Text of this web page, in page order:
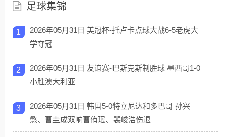
足球集锦
1
2026年05月31日 美冠杯-托卢卡点球大战6-5老虎大
学夺冠
2
2026年05月31日 友谊赛-巴斯克斯制胜球 墨西哥1-0
小胜澳大利亚
3
2026年05月31日 韩国5-0特立尼达和多巴哥 孙兴
慜、曹圭成双响曹侑珉、裴峻浩伤退